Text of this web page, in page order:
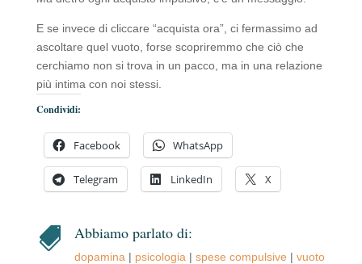
E se invece di cliccare “acquista ora”, ci fermassimo ad
ascoltare quel vuoto, forse scopriremmo che ciò che
cerchiamo non si trova in un pacco, ma in una relazione
più intima con noi stessi.
Condividi:
Facebook WhatsApp
Telegram LinkedIn X
 Abbiamo parlato di:
dopamina | psicologia | spese compulsive | vuoto